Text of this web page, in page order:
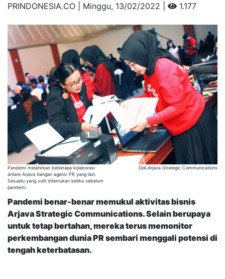
PRINDONESIA.CO | Minggu, 13/02/2022 | 1.177
Pandemi melahirkan beberapa kolaborasi
antara Arjava dengan agensi PR yang lain.
Sesuatu yang sulit ditemukan ketika sebelum
pandemi.
Dok.Arjava Strategic Communications
Pandemi benar-benar memukul aktivitas bisnis
Arjava Strategic Communications. Selain berupaya
untuk tetap bertahan, mereka terus memonitor
perkembangan dunia PR sembari menggali potensi di
tengah keterbatasan.